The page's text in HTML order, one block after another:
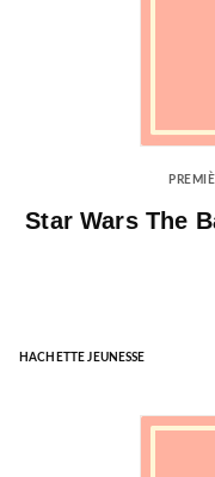
Star Wars The
HACHETTE JEUNESSE